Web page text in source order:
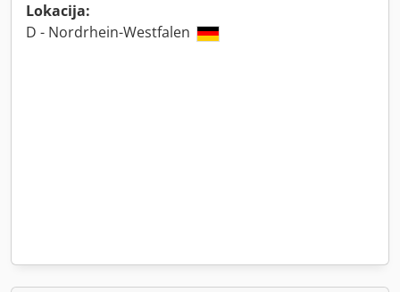
Lokacija:
D - Nordrhein-Westfalen